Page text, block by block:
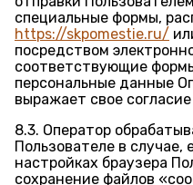
специальные формы,
https://skpomestie.ru/
посредством
соответствующие
персональные данные
выражает свое
8.3. Оператор
Пользователе в случае,
настройках браузера
сохранение файлов